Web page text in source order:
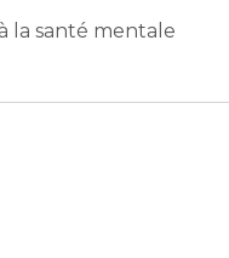
la santé mentale